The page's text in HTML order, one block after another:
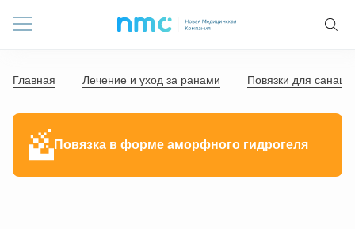
Главная Лечение и уход за ранами Повязки для
Повязка в форме аморфного гидрогеля